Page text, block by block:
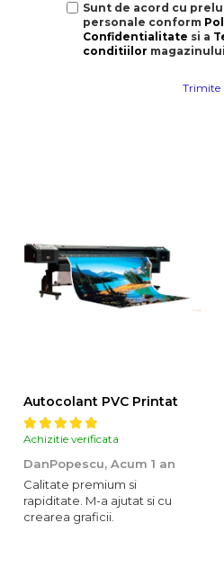
Sunt de acord cu
personale conform
Confidentialitate si a
conditiilor
Trimite
Autocolant PVC Printat
Achizitie verificata
DanPopescu, Acum 1 an
Calitate premium si
rapiditate. M-a ajutat si cu
crearea graficii.